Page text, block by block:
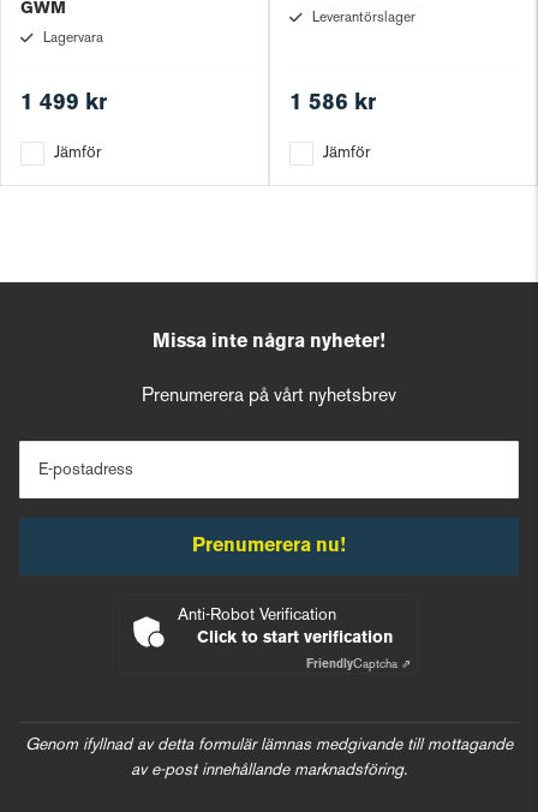
GWM
Lagervara
1 499 kr
Jämför
Leverantörslager
1 586 kr
Jämför
Missa inte några nyheter!
Prenumerera på vårt nyhetsbrev
E-postadress
Prenumerera nu!
Anti-Robot Verification
Click to start verification
FriendlyCaptcha ⇗
Genom ifyllnad av detta formulär lämnas medgivande till mottagande
av e-post innehållande marknadsföring.